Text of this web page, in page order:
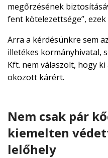
megőrzésének
fent kötelezettsége”,
Arra a kérdésünkre sem
illetékes kormányhivatal,
Kft. nem válaszolt, hogy
okozott kárért.
Nem csak pár
kiemelten
lelőhely